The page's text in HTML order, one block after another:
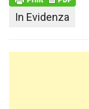
In Evidenza